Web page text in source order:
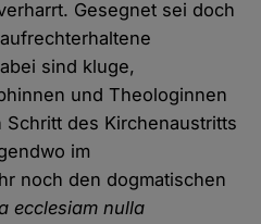
Gesegnet sei doch
sind kluge,
und Theologinnen
des Kirchenaustritts
im
noch den dogmatischen
ecclesiam nulla